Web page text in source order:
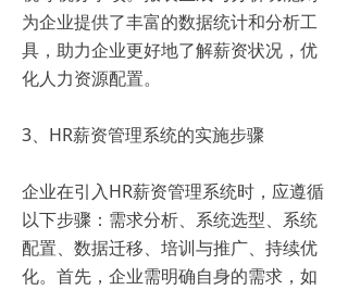
为企业提供了丰富的数据统计和分析工
具，助力企业更好地了解薪资状况，优
化人力资源配置。
3、HR薪资管理系统的实施步骤
企业在引入HR薪资管理系统时，应遵循
以下步骤：需求分析、系统选型、系统
配置、数据迁移、培训与推广、持续优
化。首先，企业需明确自身的需求，如